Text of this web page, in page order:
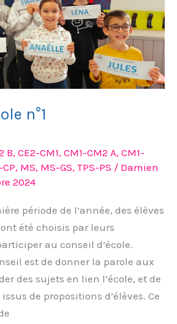
n°1
B, CE2-CM1, CM1-CM2 A, CM1-
CP, MS, MS-GS, TPS-PS / Damien
2024
période de l’année, des élèves
été choisis par leurs
au conseil d’école.
est de donner la parole aux
des sujets en lien l’école, et de
de propositions d’élèves. Ce